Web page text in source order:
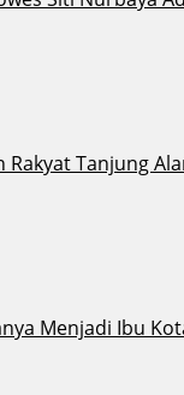
Rakyat Tanjung
Menjadi Ibu